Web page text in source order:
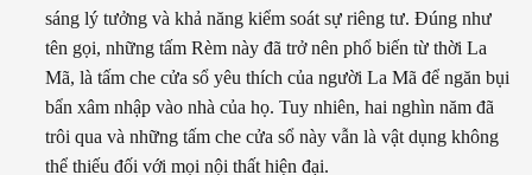
sáng lý tưởng và khả năng kiểm soát sự riêng tư. Đúng như
tên gọi, những tấm Rèm này đã trở nên phổ biến từ thời La
Mã, là tấm che cửa sổ yêu thích của người La Mã để ngăn bụi
bẩn xâm nhập vào nhà của họ. Tuy nhiên, hai nghìn năm đã
trôi qua và những tấm che cửa sổ này vẫn là vật dụng không
thể thiếu đối với mọi nội thất hiện đại.